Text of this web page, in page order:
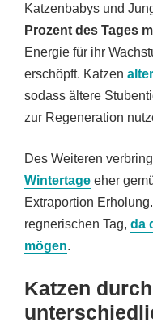
Katzenbabys und
Prozent des Tages
Energie für ihr
erschöpft. Katzen
sodass ältere
zur Regeneration
Des Weiteren
Wintertage eher
Extraportion
regnerischen Tag, da
mögen.
Katzen